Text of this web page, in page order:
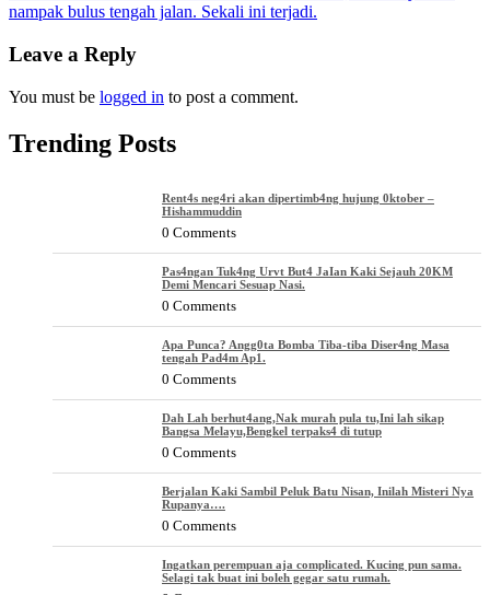
navigation
nampak bulus tengah jalan. Sekali ini terjadi.
Leave a Reply
You must be logged in to post a comment.
Trending Posts
Rent4s neg4ri akan dipertimb4ng hujung 0ktober –
Hishammuddin
0 Comments
Pas4ngan Tuk4ng Urvt But4 JaIan Kaki Sejauh 20KM
Demi Mencari Sesuap Nasi.
0 Comments
Apa Punca? Angg0ta Bomba Tiba-tiba Diser4ng Masa
tengah Pad4m Ap1.
0 Comments
Dah Lah berhut4ang,Nak murah pula tu,Ini lah sikap
Bangsa Melayu,Bengkel terpaks4 di tutup
0 Comments
Berjalan Kaki Sambil Peluk Batu Nisan, Inilah Misteri Nya
Rupanya….
0 Comments
Ingatkan perempuan aja complicated. Kucing pun sama.
Selagi tak buat ini boleh gegar satu rumah.